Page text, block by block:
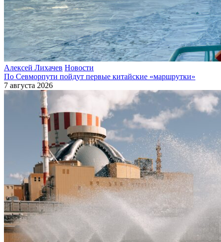
Алексей Лихачев Новости
По Севморпути пойдут первые китайские «маршрутки»
7 августа 2026